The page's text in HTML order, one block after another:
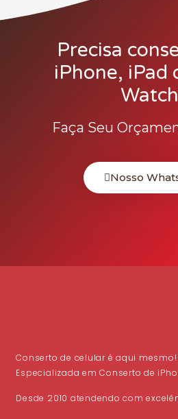
Precisa
iPhone, iPad
Faça Seu
Nosso
Conserto de celular é aqui mesmo!
Especializada em Conserto de
Desde 2010 atendendo com